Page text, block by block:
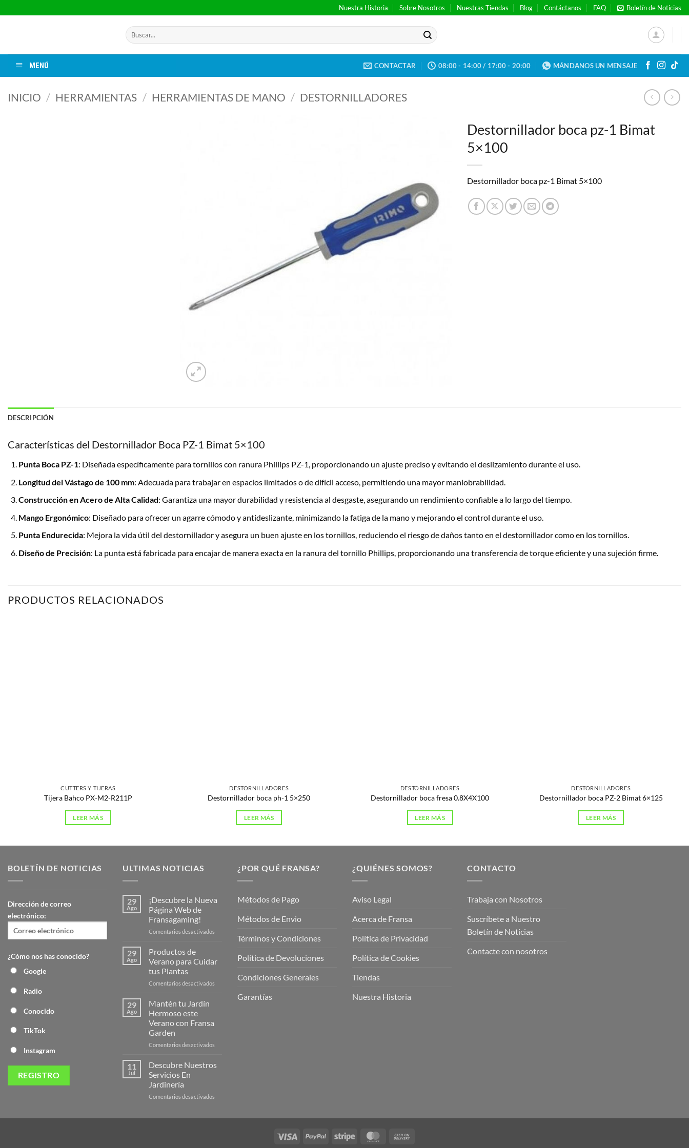
al
Nuestra Historia Sobre Nosotros Nuestras Tiendas Blog Contáctanos FAQ Boletín de Noticias
Buscar
por:
MENÚ CONTACTAR 08:00 - 14:00 / 17:00 - 20:00 MÁNDANOS UN MENSAJE
INICIO / HERRAMIENTAS / HERRAMIENTAS DE MANO / DESTORNILLADORES
Destornillador boca pz-1 Bimat
5×100
Destornillador boca pz-1 Bimat 5×100
DESCRIPCIÓN
Características del Destornillador Boca PZ-1 Bimat 5×100
Punta Boca PZ-1: Diseñada específicamente para tornillos con ranura Phillips PZ-1, proporcionando un ajuste preciso y evitando el deslizamiento durante el uso.
Longitud del Vástago de 100 mm: Adecuada para trabajar en espacios limitados o de difícil acceso, permitiendo una mayor maniobrabilidad.
Construcción en Acero de Alta Calidad: Garantiza una mayor durabilidad y resistencia al desgaste, asegurando un rendimiento confiable a lo largo del tiempo.
Mango Ergonómico: Diseñado para ofrecer un agarre cómodo y antideslizante, minimizando la fatiga de la mano y mejorando el control durante el uso.
Punta Endurecida: Mejora la vida útil del destornillador y asegura un buen ajuste en los tornillos, reduciendo el riesgo de daños tanto en el destornillador como en los tornillos.
Diseño de Precisión: La punta está fabricada para encajar de manera exacta en la ranura del tornillo Phillips, proporcionando una transferencia de torque eficiente y una sujeción firme.
PRODUCTOS RELACIONADOS
CUTTERS Y TIJERAS
Tijera Bahco PX-M2-R211P
LEER MÁS
DESTORNILLADORES
Destornillador boca ph-1 5×250
LEER MÁS
DESTORNILLADORES
Destornillador boca fresa 0.8X4X100
LEER MÁS
DESTORNILLADORES
Destornillador boca PZ-2 Bimat 6×125
LEER MÁS
BOLETÍN DE NOTICIAS
Dirección de correo
electrónico:
¿Cómo nos has conocido?
Google
Radio
Conocido
TikTok
Instagram
ULTIMAS NOTICIAS
29
Ago
¡Descubre la Nueva
Página Web de
Fransagaming!
Comentarios desactivados
Página
29
Ago
Productos de
Verano para Cuidar
tus Plantas
Comentarios desactivados
29
Ago
Mantén tu Jardín
Hermoso este
Verano con Fransa
Garden
Comentarios desactivados
Jardín
11
Jul
Descubre Nuestros
Servicios En
Jardinería
Comentarios desactivados
¿POR QUÉ FRANSA?
Métodos de Pago
Métodos de Envio
Términos y Condiciones
Política de Devoluciones
Condiciones Generales
Garantías
¿QUIÉNES SOMOS?
Aviso Legal
Acerca de Fransa
Política de Privacidad
Política de Cookies
Tiendas
Nuestra Historia
CONTACTO
Trabaja con Nosotros
Suscríbete a Nuestro
Boletín de Noticias
Contacte con nosotros
Visa PayPal Stripe MasterCard